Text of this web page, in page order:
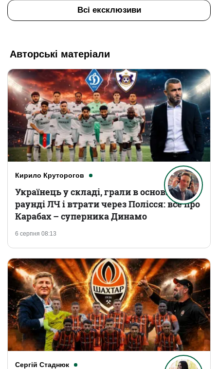
Всі ексклюзиви
Авторські матеріали
Кирило Круторогов
6 серпня 08:13
Українець у складі, грали в основному
раунді ЛЧ і втрати через Полісся: все про
Карабах – суперника Динамо
Сергій Стаднюк